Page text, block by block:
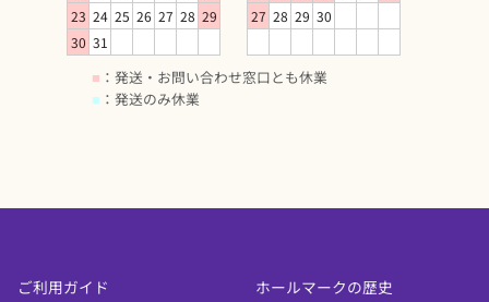
23 24 25 26 27 28 29
30 31
27 28 29 30
■ ：発送・お問い合わせ窓口とも休業
■ ：発送のみ休業
ご利用ガイド
ホールマークの歴史